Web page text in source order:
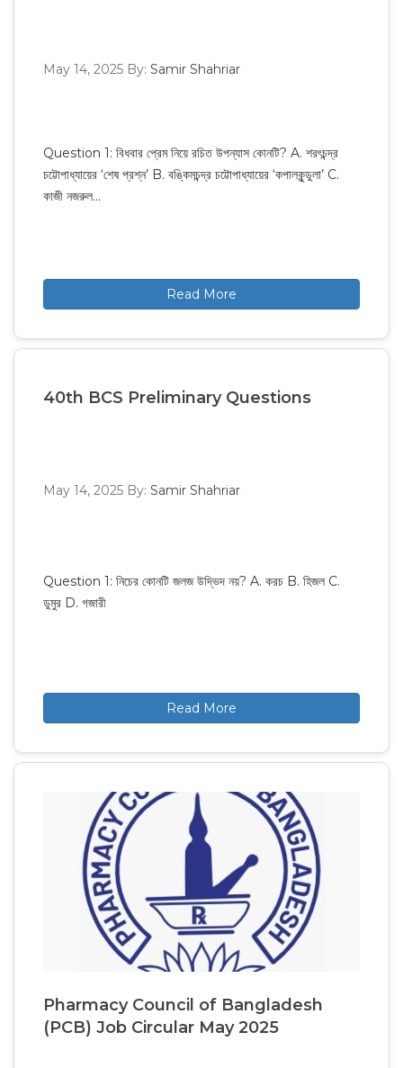
May 14, 2025 By: Samir Shahriar
Question 1: বিধবার প্রেম নিয়ে রচিত উপন্যাস কোনটি? A. শরৎচন্দ্র
চট্টোপাধ্যায়ের ‘শেষ প্রশ্ন’ B. বঙ্কিমচন্দ্র চট্টোপাধ্যায়ের ‘কপালকুন্ডুলা’ C.
কাজী নজরুল…
Read More
40th BCS Preliminary Questions
May 14, 2025 By: Samir Shahriar
Question 1: নিচের কোনটি জলজ উদ্ভিদ নয়? A. করচ B. হিজল C.
ডুমুর D. গজারী
Read More
Pharmacy Council of Bangladesh
(PCB) Job Circular May 2025